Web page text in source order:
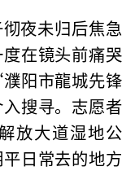
夜未归后焦急
在镜头前痛哭
阳市龍城先锋
搜寻。志愿者
放大道湿地公
日常去的地方